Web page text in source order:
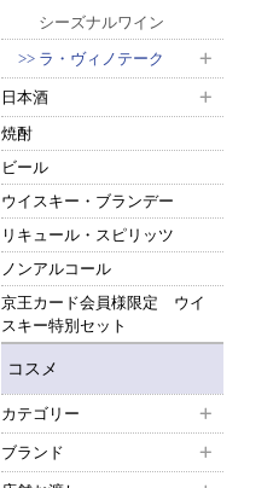
シーズナルワイン
ラ・ヴィノテーク
日本酒
焼酎
ビール
ウイスキー・ブランデー
リキュール・スピリッツ
ノンアルコール
京王カード会員様限定 ウイ
スキー特別セット
コスメ
カテゴリー
ブランド